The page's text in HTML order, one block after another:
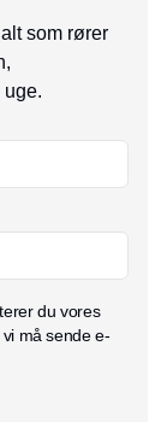
som rører
uge.
du vores
må sende e-